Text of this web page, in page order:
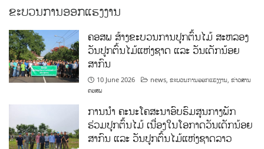
ຂະບວນການອອກແຮງງານ
ຄອສພ ສ້າງຂະບວນການປູກຕົ້ນໄມ້ ສະຫລອງ
ວັນປູກຕົ້ນໄມ້ແຫ່ງຊາດ ແລະ ວັນເດັກນ້ອຍ
ສາກົນ
10 June 2026 news,ຂະບວນການອອກແຮງງານ,ຂ່າວສານ
ຄອສພ
ການນໍາ ຄະນະໂຄສະນາອົບຮົມສູນກາງພັກ
ຮ່ວມປູກຕົ້ນໄມ້ ເນື່ອງໃນໂອກາດວັນເດັກນ້ອຍ
ສາກົນ ແລະ ວັນປູກຕົ້ນໄມ້ແຫ່ງຊາດລາວ